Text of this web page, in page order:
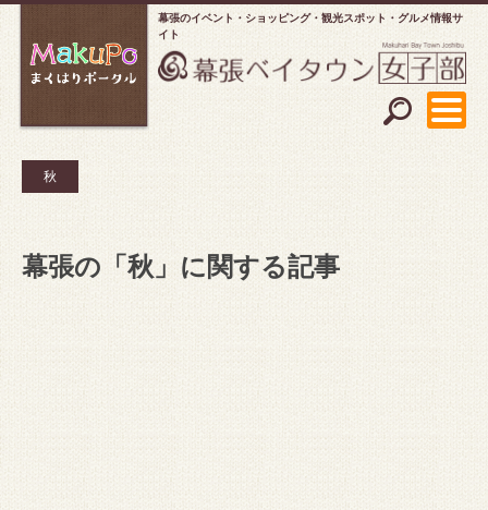
幕張のイベント・ショッピング
観光スポット・グルメ情報サ
イト
秋
幕張の「秋」に関する記事